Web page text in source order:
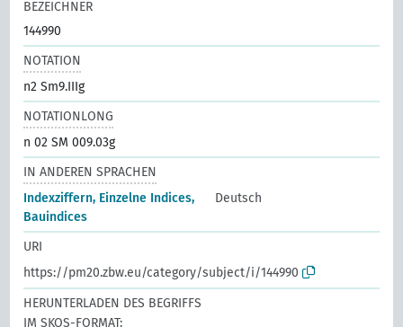
BEZEICHNER
144990
NOTATION
n2 Sm9.IIIg
NOTATIONLONG
n 02 SM 009.03g
IN ANDEREN SPRACHEN
Indexziffern, Einzelne Indices,
Bauindices
Deutsch
URI
https://pm20.zbw.eu/category/subject/i/144990
HERUNTERLADEN DES BEGRIFFS
IM SKOS-FORMAT: